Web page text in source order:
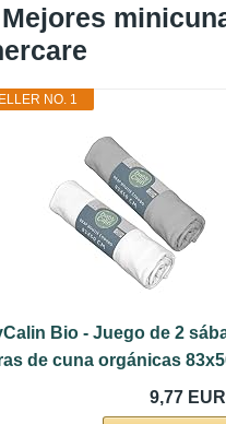
NO. 1
Bio - Juego de 2
de cuna orgánicas
9,77 EUR